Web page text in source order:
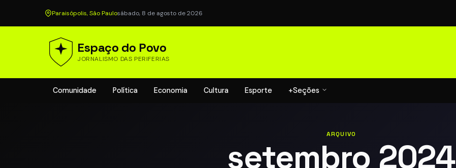
Paraisópolis, São Paulosábado, 8 de agosto de 2026
Espaço do Povo
JORNALISMO DAS PERIFERIAS
Comunidade Política Economia Cultura Esporte +Seções
ARQUIVO
setembro 2024